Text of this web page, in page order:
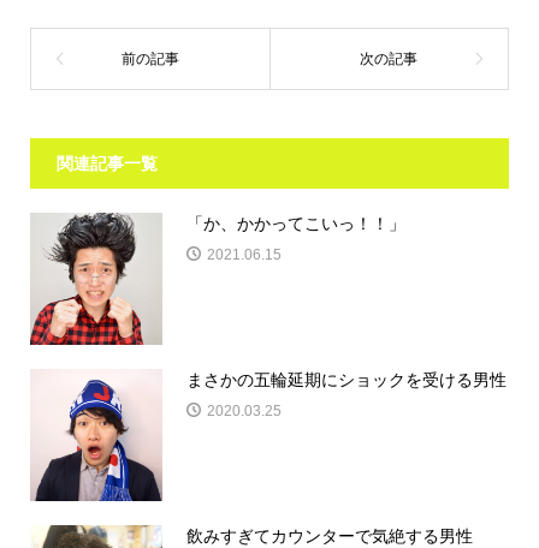
関連記事一覧
「か、かかってこいっ！！」
2021.06.15
まさかの五輪延期にショックを受ける男性
2020.03.25
飲みすぎてカウンターで気絶する男性